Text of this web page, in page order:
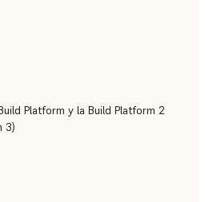
Platform y la Build Platform 2
3)